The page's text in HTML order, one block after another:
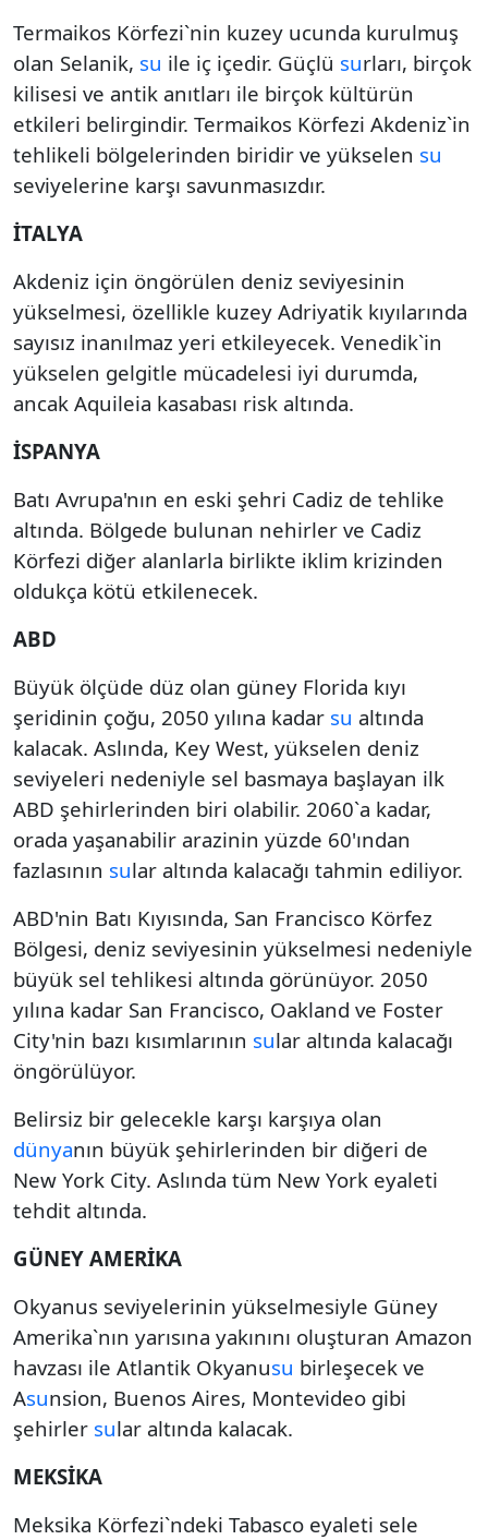
Termaikos Körfezi`nin kuzey ucunda kurulmuş
olan Selanik, su ile iç içedir. Güçlü surları, birçok
kilisesi ve antik anıtları ile birçok kültürün
etkileri belirgindir. Termaikos Körfezi Akdeniz`in
tehlikeli bölgelerinden biridir ve yükselen su
seviyelerine karşı savunmasızdır.
İTALYA
Akdeniz için öngörülen deniz seviyesinin
yükselmesi, özellikle kuzey Adriyatik kıyılarında
sayısız inanılmaz yeri etkileyecek. Venedik`in
yükselen gelgitle mücadelesi iyi durumda,
ancak Aquileia kasabası risk altında.
İSPANYA
Batı Avrupa'nın en eski şehri Cadiz de tehlike
altında. Bölgede bulunan nehirler ve Cadiz
Körfezi diğer alanlarla birlikte iklim krizinden
oldukça kötü etkilenecek.
ABD
Büyük ölçüde düz olan güney Florida kıyı
şeridinin çoğu, 2050 yılına kadar su altında
kalacak. Aslında, Key West, yükselen deniz
seviyeleri nedeniyle sel basmaya başlayan ilk
ABD şehirlerinden biri olabilir. 2060`a kadar,
orada yaşanabilir arazinin yüzde 60'ından
fazlasının sular altında kalacağı tahmin ediliyor.
ABD'nin Batı Kıyısında, San Francisco Körfez
Bölgesi, deniz seviyesinin yükselmesi nedeniyle
büyük sel tehlikesi altında görünüyor. 2050
yılına kadar San Francisco, Oakland ve Foster
City'nin bazı kısımlarının sular altında kalacağı
öngörülüyor.
Belirsiz bir gelecekle karşı karşıya olan
dünyanın büyük şehirlerinden bir diğeri de
New York City. Aslında tüm New York eyaleti
tehdit altında.
GÜNEY AMERİKA
Okyanus seviyelerinin yükselmesiyle Güney
Amerika`nın yarısına yakınını oluşturan Amazon
havzası ile Atlantik Okyanusu birleşecek ve
Asunsion, Buenos Aires, Montevideo gibi
şehirler sular altında kalacak.
MEKSİKA
Meksika Körfezi`ndeki Tabasco eyaleti sele